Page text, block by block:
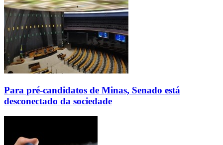
Para pré-candidatos de Minas, Senado está
desconectado da sociedade